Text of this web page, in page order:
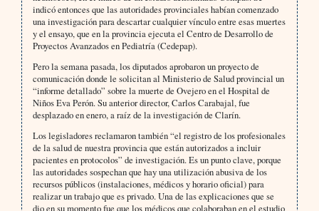
indicó entonces que las autoridades provinciales habían comenzado
una investigación para descartar cualquier vínculo entre esas muertes
y el ensayo, que en la provincia ejecuta el Centro de Desarrollo de
Proyectos Avanzados en Pediatría (Cedepap).
Pero la semana pasada, los diputados aprobaron un proyecto de
comunicación donde le solicitan al Ministerio de Salud provincial un
“informe detallado” sobre la muerte de Ovejero en el Hospital de
Niños Eva Perón. Su anterior director, Carlos Carabajal, fue
desplazado en enero, a raíz de la investigación de Clarín.
Los legisladores reclamaron también “el registro de los profesionales
de la salud de nuestra provincia que están autorizados a incluir
pacientes en protocolos” de investigación. Es un punto clave, porque
las autoridades sospechan que hay una utilización abusiva de los
recursos públicos (instalaciones, médicos y horario oficial) para
realizar un trabajo que es privado. Una de las explicaciones que se
dio en su momento fue que los médicos que colaboraban en el estudio